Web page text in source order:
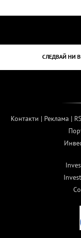
СЛЕДВАЙ НИ
Контакти | Реклама |